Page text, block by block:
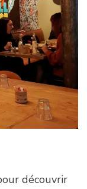
découvrir